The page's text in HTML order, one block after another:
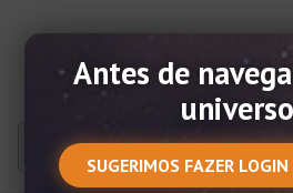
Antes de
SUGERIMOS FAZER